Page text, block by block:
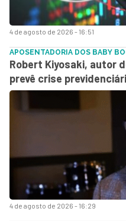
4 de agosto de 2026 - 16:51
4 de agosto de 2026 - 16:29
APOSENTADORIA DOS BABY
Robert Kiyosaki, autor
prevê crise